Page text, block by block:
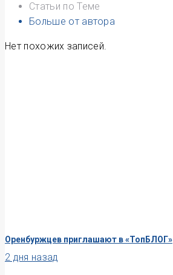
Статьи по Теме
Больше от автора
Нет похожих записей.
Оренбуржцев приглашают в «ТопБЛОГ»
2 дня назад